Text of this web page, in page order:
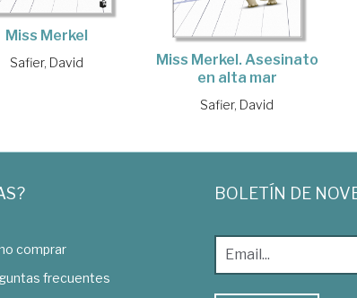
Miss Merkel
Safier, David
Miss Merkel. Asesinato
en alta mar
Safier, David
comprar
frecuentes
BOLETÍN DE